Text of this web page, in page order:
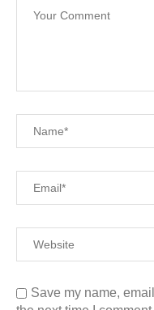
Save my name,